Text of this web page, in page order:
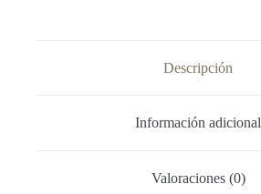
Descripción
Información adicional
Valoraciones (0)